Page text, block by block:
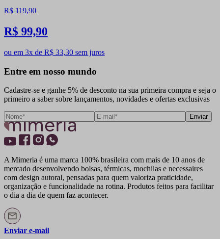
R$ 119,90
R$ 99,90
ou em 3x de R$ 33,30 sem juros
Entre em nosso mundo
Cadastre-se e ganhe 5% de desconto na sua primeira compra e seja o
primeiro a saber sobre lançamentos, novidades e ofertas exclusivas
Enviar
A Mimeria é uma marca 100% brasileira com mais de 10 anos de
mercado desenvolvendo bolsas, térmicas, mochilas e necessaires
com design autoral, pensadas para quem valoriza praticidade,
organização e funcionalidade na rotina. Produtos feitos para facilitar
o dia a dia de quem faz acontecer.
Enviar e-mail